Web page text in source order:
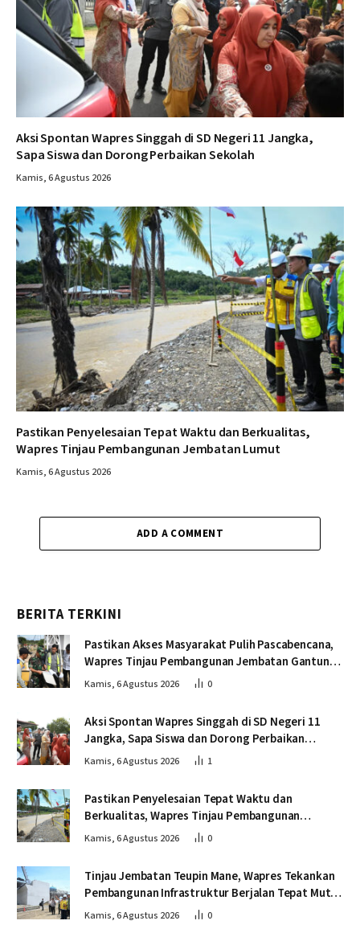
Aksi Spontan Wapres Singgah di SD Negeri 11 Jangka,
Sapa Siswa dan Dorong Perbaikan Sekolah
Kamis, 6 Agustus 2026
Pastikan Penyelesaian Tepat Waktu dan Berkualitas,
Wapres Tinjau Pembangunan Jembatan Lumut
Kamis, 6 Agustus 2026
ADD A COMMENT
BERITA TERKINI
Pastikan Akses Masyarakat Pulih Pascabencana,
Wapres Tinjau Pembangunan Jembatan Gantung
Kendawi
Kamis, 6 Agustus 2026 0
Aksi Spontan Wapres Singgah di SD Negeri 11
Jangka, Sapa Siswa dan Dorong Perbaikan
Sekolah
Kamis, 6 Agustus 2026 1
Pastikan Penyelesaian Tepat Waktu dan
Berkualitas, Wapres Tinjau Pembangunan
Jembatan Lumut
Kamis, 6 Agustus 2026 0
Tinjau Jembatan Teupin Mane, Wapres Tekankan
Pembangunan Infrastruktur Berjalan Tepat Mutu
dan Tepat Waktu
Kamis, 6 Agustus 2026 0